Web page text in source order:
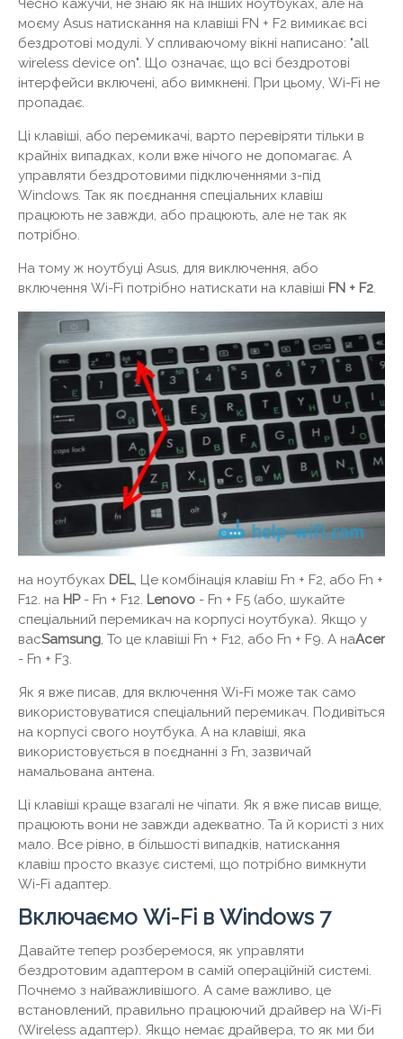
Чесно кажучи, не знаю як на інших ноутбуках, але на
моєму Asus натискання на клавіші FN + F2 вимикає всі
бездротові модулі. У спливаючому вікні написано: "all
wireless device on". Що означає, що всі бездротові
інтерфейси включені, або вимкнені. При цьому, Wi-Fi не
пропадає.
Ці клавіші, або перемикачі, варто перевіряти тільки в
крайніх випадках, коли вже нічого не допомагає. А
управляти бездротовими підключеннями з-під
Windows. Так як поєднання спеціальних клавіш
працюють не завжди, або працюють, але не так як
потрібно.
На тому ж ноутбуці Asus, для виключення, або
включення Wi-Fi потрібно натискати на клавіші FN + F2.
на ноутбуках DEL, Це комбінація клавіш Fn + F2, або Fn +
F12. на HP- Fn + F12. Lenovo - Fn + F5 (або, шукайте
спеціальний перемикач на корпусі ноутбука). Якщо у
васSamsung , То це клавіші Fn + F12, або Fn + F9. А наAcer
- Fn + F3.
Як я вже писав, для включення Wi-Fi може так само
використовуватися спеціальний перемикач. Подивіться
на корпусі свого ноутбука. А на клавіші, яка
використовується в поєднанні з Fn, зазвичай
намальована антена.
Ці клавіші краще взагалі не чіпати. Як я вже писав вище,
працюють вони не завжди адекватно. Та й користі з них
мало. Все рівно, в більшості випадків, натискання
клавіш просто вказує системі, що потрібно вимкнути
Wi-Fi адаптер.
Включаємо Wi-Fi в Windows 7
Давайте тепер розберемося, як управляти
бездротовим адаптером в самій операційній системі.
Почнемо з найважливішого. А саме важливо, це
встановлений, правильно працюючий драйвер на Wi-Fi
(Wireless адаптер). Якщо немає драйвера, то як ми би